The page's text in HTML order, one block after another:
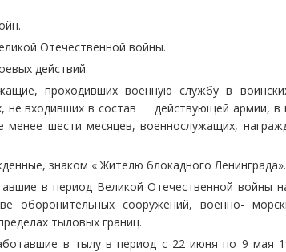
Отечественной войны.
действий.
проходивших военную службу в
не входивших в состав действующей
менее шести месяцев, военнослужащих,
знаком « Жителю блокадного Ленинграда».
в период Великой Отечественной войны
оборонительных сооружений, военно-
тыловых границ.
в тылу в период с 22 июня по 9 мая